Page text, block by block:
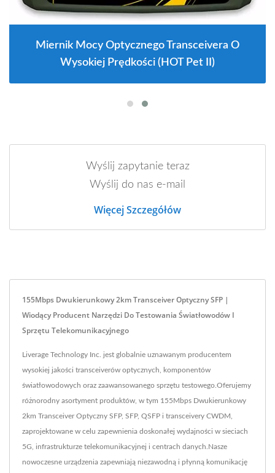
Miernik Mocy Optycznego Transceivera O
Wysokiej Prędkości (HOT Pet II)
Wyślij zapytanie teraz
Wyślij do nas e-mail
Więcej Szczegółów
155Mbps Dwukierunkowy 2km Transceiver Optyczny SFP |
Wiodący Producent Narzędzi Do Testowania Światłowodów I
Sprzętu Telekomunikacyjnego
Liverage Technology Inc. jest globalnie uznawanym producentem
wysokiej jakości transceiverów optycznych, komponentów
światłowodowych oraz zaawansowanego sprzętu testowego.Oferujemy
różnorodny asortyment produktów, w tym 155Mbps Dwukierunkowy
2km Transceiver Optyczny SFP, SFP, QSFP i transceivery CWDM,
zaprojektowane w celu zapewnienia doskonałej wydajności w sieciach
5G, infrastrukturze telekomunikacyjnej i centrach danych.Nasze
nowoczesne urządzenia zapewniają niezawodną i płynną komunikację